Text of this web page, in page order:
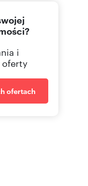
i
ofertach